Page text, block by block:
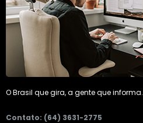
O Brasil que gira, a gente que informa.
Contato: (64) 3631-2775